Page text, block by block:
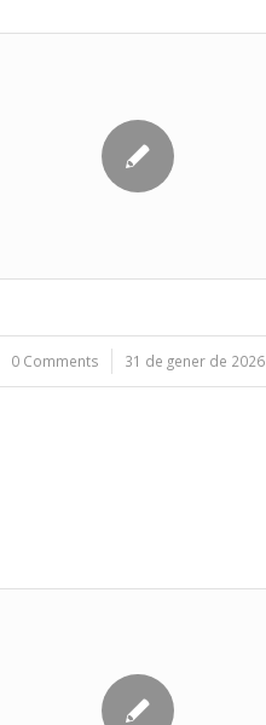
0 Comments
/ 31 de gener de 2026